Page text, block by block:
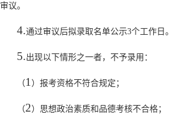
审议。
4.通过审议后拟录取名单公示3个工作日。
5.出现以下情形之一者，不予录用：
（1 ）报考资格不符合规定 ；
（2）思想政治素质和品德考核不合格；